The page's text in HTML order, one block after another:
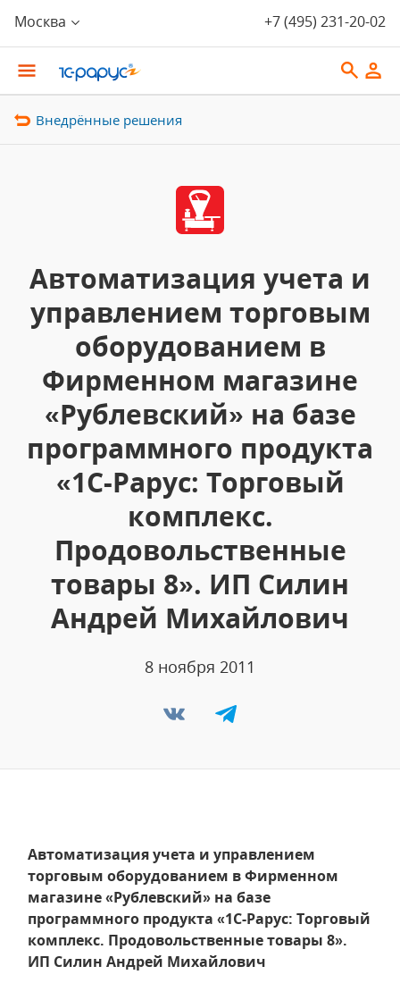
Москва +7 (495) 231-20-02
Внедрённые решения
Автоматизация учета и
управлением торговым
оборудованием в
Фирменном магазине
«Рублевский» на базе
программного продукта
«1С-Рарус: Торговый
комплекс.
Продовольственные
товары 8». ИП Силин
Андрей Михайлович
8 ноября 2011
Автоматизация учета и управлением
торговым оборудованием в Фирменном
магазине «Рублевский» на базе
программного продукта «1С-Рарус: Торговый
комплекс. Продовольственные товары 8».
ИП Силин Андрей Михайлович